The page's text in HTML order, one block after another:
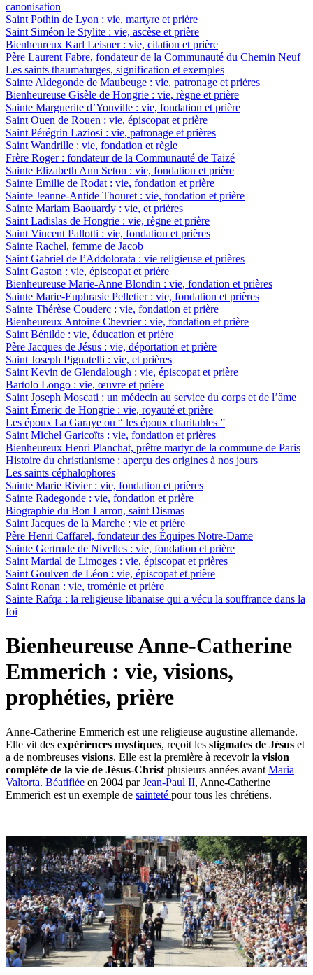
canonisation
Saint Pothin de Lyon : vie, martyre et prière
Saint Siméon le Stylite : vie, ascèse et prière
Bienheureux Karl Leisner : vie, citation et prière
Père Laurent Fabre, fondateur de la Communauté du Chemin Neuf
Les saints thaumaturges, signification et exemples
Sainte Aldegonde de Maubeuge : vie, patronage et prières
Bienheureuse Gisèle de Hongrie : vie, règne et prière
Sainte Marguerite d’Youville : vie, fondation et prière
Saint Ouen de Rouen : vie, épiscopat et prière
Saint Pérégrin Laziosi : vie, patronage et prières
Saint Wandrille : vie, fondation et règle
Frère Roger : fondateur de la Communauté de Taizé
Sainte Elizabeth Ann Seton : vie, fondation et prière
Sainte Emilie de Rodat : vie, fondation et prière
Sainte Jeanne-Antide Thouret : vie, fondation et prière
Sainte Mariam Baouardy : vie, et prières
Saint Ladislas de Hongrie : vie, règne et prière
Saint Vincent Pallotti : vie, fondation et prières
Sainte Rachel, femme de Jacob
Saint Gabriel de l’Addolorata : vie religieuse et prières
Saint Gaston : vie, épiscopat et prière
Bienheureuse Marie-Anne Blondin : vie, fondation et prières
Sainte Marie-Euphrasie Pelletier : vie, fondation et prières
Sainte Thérèse Couderc : vie, fondation et prière
Bienheureux Antoine Chevrier : vie, fondation et prière
Saint Bénilde : vie, éducation et prière
Père Jacques de Jésus : vie, déportation et prière
Saint Joseph Pignatelli : vie, et prières
Saint Kevin de Glendalough : vie, épiscopat et prière
Bartolo Longo : vie, œuvre et prière
Saint Joseph Moscati : un médecin au service du corps et de l’âme
Saint Émeric de Hongrie : vie, royauté et prière
Les époux La Garaye ou “ les époux charitables ”
Saint Michel Garicoïts : vie, fondation et prières
Bienheureux Henri Planchat, prêtre martyr de la commune de Paris
Histoire du christianisme : aperçu des origines à nos jours
Les saints céphalophores
Sainte Marie Rivier : vie, fondation et prières
Sainte Radegonde : vie, fondation et prière
Biographie du Bon Larron, saint Dismas
Saint Jacques de la Marche : vie et prière
Père Henri Caffarel, fondateur des Équipes Notre-Dame
Sainte Gertrude de Nivelles : vie, fondation et prière
Saint Martial de Limoges : vie, épiscopat et prières
Saint Goulven de Léon : vie, épiscopat et prière
Saint Ronan : vie, troménie et prière
Sainte Rafqa : la religieuse libanaise qui a vécu la souffrance dans la
foi
Bienheureuse Anne-Catherine
Emmerich : vie, visions,
prophéties, prière
Anne-Catherine Emmerich est une religieuse augustine allemande.
Elle vit des expériences mystiques, reçoit les stigmates de Jésus et
a de nombreuses visions. Elle est la première à recevoir la vision
complète de la vie de Jésus-Christ plusieurs années avant Maria
Valtorta. Béatifiée en 2004 parJean-Paul II, Anne-Catherine
Emmerich est un exemple de sainteté pour tous les chrétiens.